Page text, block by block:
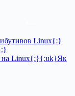
Linux{:}
на Linux{:}{:uk}Як